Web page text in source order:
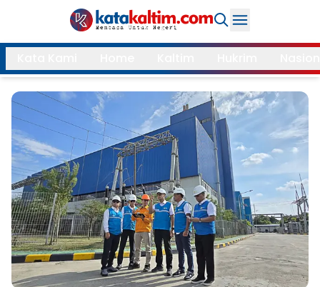
Daerah
Kukar
Samarinda
Bontang
Balikpapan
Kubar
Kutim
PPU
Mahulu
Paser
Berau
More
Internasional
Feature
Search